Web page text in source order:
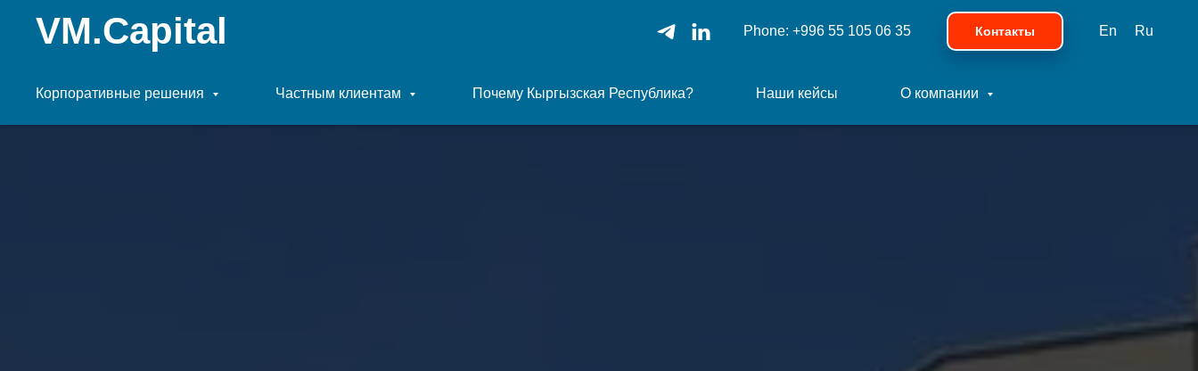
VM.Capital Phone: +996 55 105 06 35 Контакты En Ru
Корпоративные решения Частным клиентам Почему Кыргызская Республика? Наши кейсы О компании